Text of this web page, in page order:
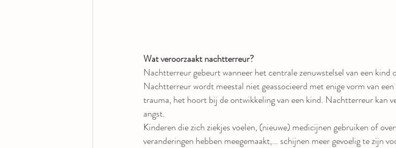
Wat veroorzaakt nachtterreur?
Nachtterreur gebeurt wanneer het centrale zenuwstelsel van een kind
Nachtterreur wordt meestal niet geassocieerd met enige vorm van
trauma, het hoort bij de ontwikkeling van een kind. Nachtterreur kan
angst.
Kinderen die zich ziekjes voelen, (nieuwe) medicijnen gebruiken of
veranderingen hebben meegemaakt,... schijnen meer gevoelig te zijn